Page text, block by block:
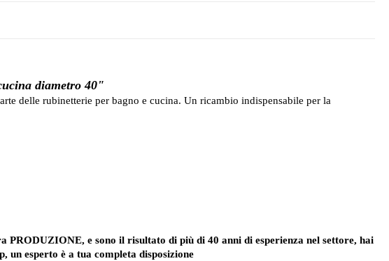
diametro 40"
delle rubinetterie per bagno e cucina. Un ricambio indispensabile per la
e sono il risultato di più di 40 anni di esperienza nel settore, hai
un esperto è a tua completa disposizione